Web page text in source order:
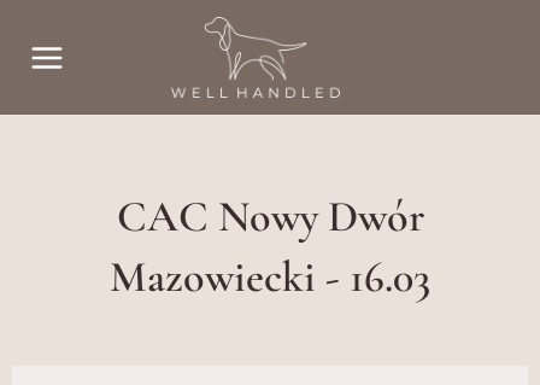
CAC Nowy Dwór
Mazowiecki - 16.03